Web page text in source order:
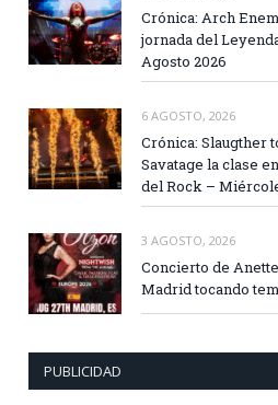
Crónica: Arch
jornada del
Agosto 2026
6 AGOSTO, 2026
Crónica: Slaugther
Savatage la clase
del Rock –
3 AGOSTO, 2026
Concierto de
Madrid tocando
PUBLICIDAD